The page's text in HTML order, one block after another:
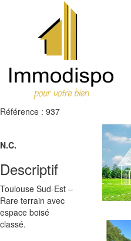
Référence : 937
N.C.
Descriptif
Toulouse Sud-Est –
Rare terrain avec
espace boisé
classé.